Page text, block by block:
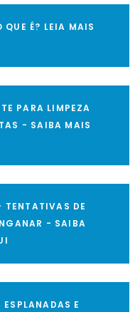
É? LEIA MAIS
PARA LIMPEZA
- SAIBA MAIS
TENTATIVAS DE
- SAIBA
E